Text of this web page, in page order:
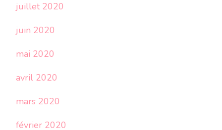
juillet 2020
juin 2020
mai 2020
avril 2020
mars 2020
février 2020